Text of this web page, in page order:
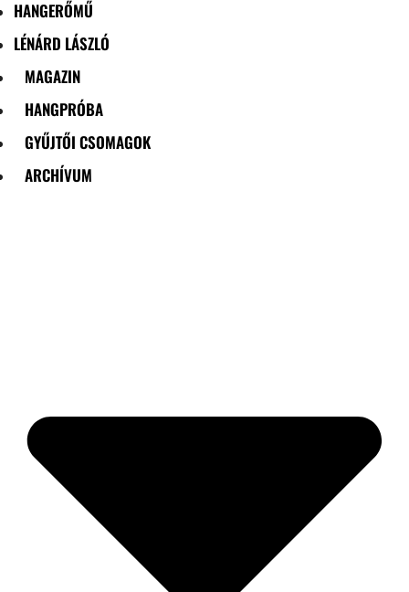
HANGERŐMŰ
LÉNÁRD LÁSZLÓ
MAGAZIN
HANGPRÓBA
GYŰJTŐI CSOMAGOK
ARCHÍVUM